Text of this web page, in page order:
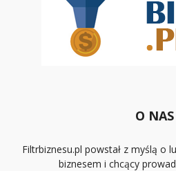
O NAS
Filtrbiznesu.pl powstał z myślą o
biznesem i chcący